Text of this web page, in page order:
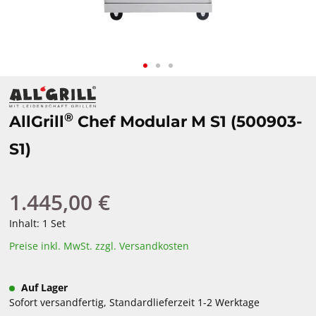
AllGrill® Chef Modular M S1 (500903-
S1)
Regulärer Preis:
1.445,00 €
Inhalt: 1 Set
Preise inkl. MwSt. zzgl. Versandkosten
Auf Lager
Sofort versandfertig, Standardlieferzeit 1-2 Werktage